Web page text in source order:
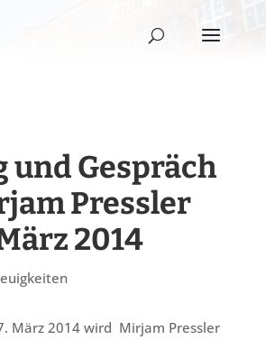
und Gespräch
Pressler
2014
März 2014 wird Mirjam Pressler